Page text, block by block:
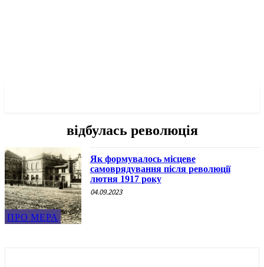
відбулась революція
ПРО МЕРА
Як формувалось місцеве
самоврядування після революції
лютня 1917 року
04.09.2023